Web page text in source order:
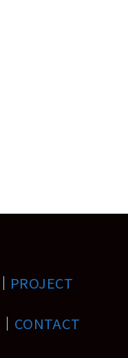
｜ PROJECT
｜ CONTACT